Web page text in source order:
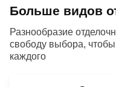
Больше видов
Разнообразие
свободу выбора,
каждого